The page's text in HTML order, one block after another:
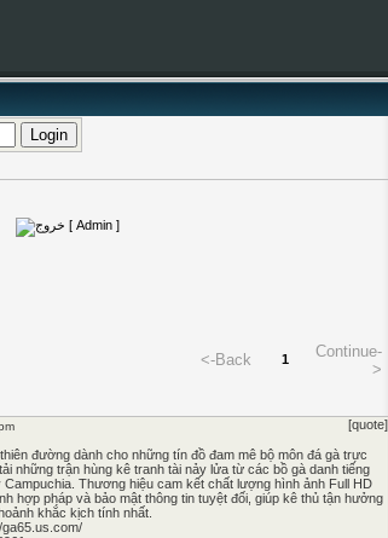
<-Back 1
Continue-
>
[quote]
đường dành cho những tín đồ đam mê bộ môn đá gà trực
những trận hùng kê tranh tài nảy lửa từ các bồ gà danh tiếng
Campuchia. Thương hiệu cam kết chất lượng hình ảnh Full HD
hợp pháp và bảo mật thông tin tuyệt đối, giúp kê thủ tận hưởng
khắc kịch tính nhất.
ga65.us.com/